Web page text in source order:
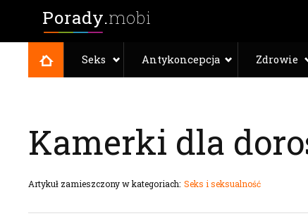
Porady.mobi
Seks Antykoncepcja Zdrowie
Kamerki dla
Artykuł zamieszczony w kategoriach: Seks i seksualność